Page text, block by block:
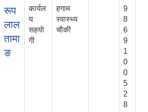
रूप
लाल
तामा
ङ
कार्यल
य
सहयाे
गी
हगाम
स्वास्थ्य
चाैकी
9
8
6
9
1
0
0
5
2
8